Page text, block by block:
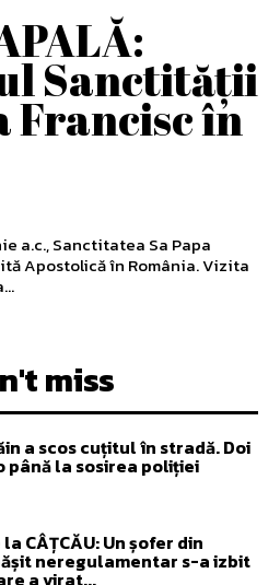
Sanctității
Francisc în
a.c., Sanctitatea Sa Papa
Apostolică în România. Vizita
miss
a scos cuțitul în stradă. Doi
la sosirea poliției
la CÂȚCĂU: Un șofer din
neregulamentar s-a izbit
a virat...